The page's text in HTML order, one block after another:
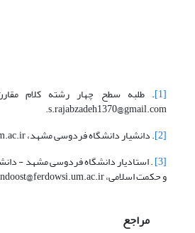
[1] . طلبه سطح چهار رشته کلام
s.rajabzadeh1370@gmail.com.
[2] . دانشیار دانشگاه فردوسی مشهد، kohansal-a@um.ac.ir.
[3] . استادیار دانشگاه فردوسی مشهد -
و حکمت اسلامی، ma.vatandoost@ferdowsi.um.ac.ir.
مراجع